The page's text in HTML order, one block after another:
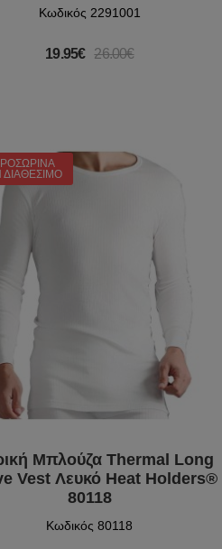
Κωδικός 2291001
19.95€ 26.00€
ΔΙΑΘΈΣΙΜΟ
Μπλούζα Thermal Long
Vest Λευκό Heat Holders®
80118
Κωδικός 80118